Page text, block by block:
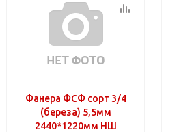
Фанера ФСФ сорт 3/4
(береза) 5,5мм
2440*1220мм НШ